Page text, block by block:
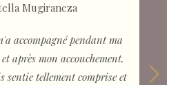
Mugiraneza
accompagné pendant ma
et après mon accouchement.
sentie tellement comprise et